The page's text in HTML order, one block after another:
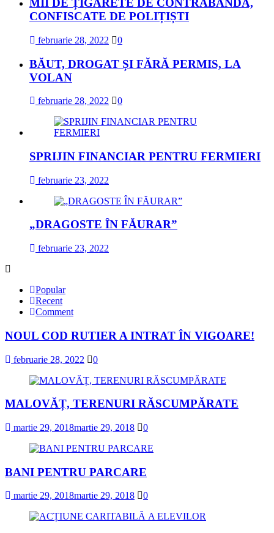
MII DE ȚIGARETE DE CONTRABANDĂ,
CONFISCATE DE POLIȚIȘTI
februarie 28, 2022 0
BĂUT, DROGAT ȘI FĂRĂ PERMIS, LA
VOLAN
februarie 28, 2022 0
SPRIJIN FINANCIAR PENTRU FERMIERI
februarie 23, 2022
„DRAGOSTE ÎN FĂURAR”
februarie 23, 2022
Popular
Recent
Comment
NOUL COD RUTIER A INTRAT ÎN VIGOARE!
februarie 28, 2022 0
MALOVĂȚ, TERENURI RĂSCUMPĂRATE
martie 29, 2018martie 29, 2018 0
BANI PENTRU PARCARE
martie 29, 2018martie 29, 2018 0